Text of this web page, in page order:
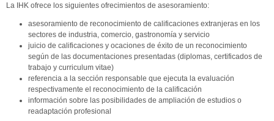
La IHK ofrece los siguientes ofrecimientos de asesoramiento:
asesoramiento de reconocimiento de calificaciones extranjeras en los
sectores de industria, comercio, gastronomía y servicio
juicio de calificaciones y ocaciones de éxito de un reconocimiento
según de las documentaciones presentadas (diplomas, certificados de
trabajo y curriculum vitae)
referencia a la sección responsable que ejecuta la evaluación
respectivamente el reconocimiento de la calificación
información sobre las posibilidades de ampliación de estudios o
readaptación profesional